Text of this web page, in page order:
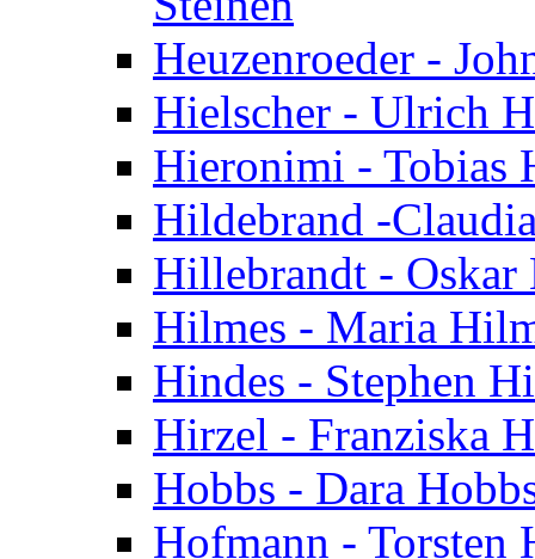
Heuzenroeder -
Hielscher - Ulrich
Hieronimi - Tobias
Hildebrand -
Hillebrandt -
Hilmes - Maria
Hindes - Stephen
Hirzel - Franziska
Hobbs - Dara
Hofmann - Torsten